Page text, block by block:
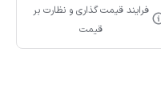
فرایند قیمت گذاری و نظارت بر
قیمت